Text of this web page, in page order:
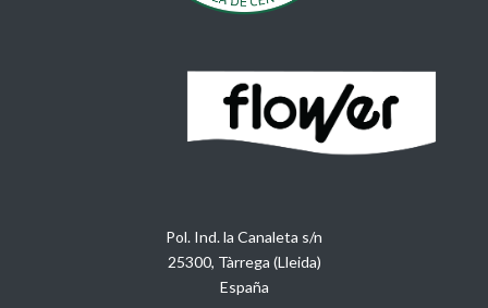
Pol. Ind. la Canaleta s/n
25300, Tàrrega (Lleida)
España